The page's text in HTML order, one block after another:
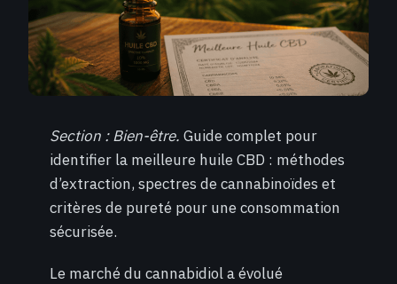
Section : Bien-être. Guide complet pour
identifier la meilleure huile CBD : méthodes
d’extraction, spectres de cannabinoïdes et
critères de pureté pour une consommation
sécurisée.
Le marché du cannabidiol a évolué